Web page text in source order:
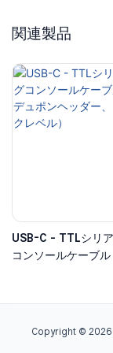
関連製品
USB-C - TTLシリ
コンソールケーブ
Copyright ©